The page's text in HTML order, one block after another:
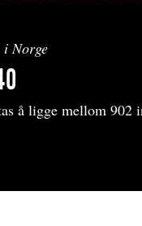
i Norge
å ligge mellom